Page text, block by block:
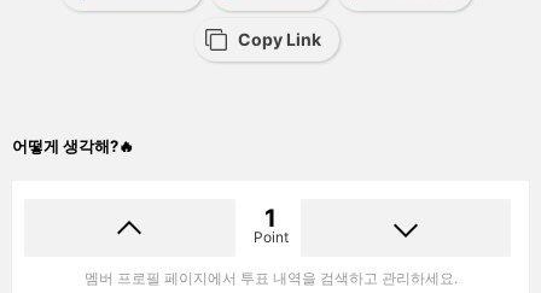
Copy Link
어떻게 생각해?🔥
1
Point
멤버 프로필 페이지에서 투표 내역을 검색하고 관리하세요.